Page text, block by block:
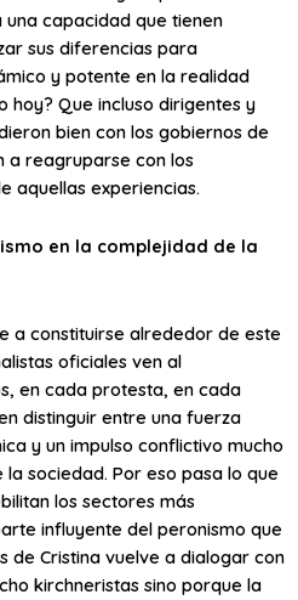
capacidad que tienen
sus diferencias para
y potente en la realidad
hoy? Que incluso dirigentes y
bien con los gobiernos de
a reagruparse con los
aquellas experiencias.
en la complejidad de la
a constituirse alrededor de este
oficiales ven al
en cada protesta, en cada
distinguir entre una fuerza
y un impulso conflictivo mucho
sociedad. Por eso pasa lo que
los sectores más
influyente del peronismo que
de Cristina vuelve a dialogar con
kirchneristas sino porque la